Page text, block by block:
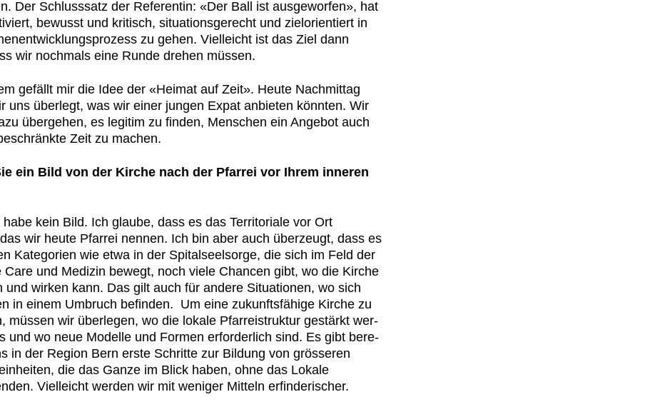
Der Schlusssatz der Ref­er­entin: «Der Ball ist aus­ge­wor­fen», hat
bewusst und kri­tisch, sit­u­a­tion­s­gerecht und zielo­ri­en­tiert in
zu gehen. Vielle­icht ist das Ziel dann
wir nochmals eine Runde drehen müssen.
gefällt mir die Idee der «Heimat auf Zeit». Heute Nach­mit­tag
uns über­legt, was wir ein­er jun­gen Expat anbi­eten kön­nten. Wir
überge­hen, es legit­im zu find­en, Men­schen ein Ange­bot auch
Zeit zu machen.
ein Bild von der Kirche nach der Pfar­rei vor Ihrem inneren
habe kein Bild. Ich glaube, dass es das Ter­ri­to­ri­ale vor Ort
wir heute Pfar­rei nen­nen. Ich bin aber auch überzeugt, dass es
Kat­e­gorien wie etwa in der Spi­talseel­sorge, die sich im Feld der
Care und Medi­zin bewegt, noch viele Chan­cen gibt, wo die Kirche
und wirken kann. Das gilt auch für andere Sit­u­a­tio­nen, wo sich
in einem Umbruch befind­en. Um eine zukun­fts­fähige Kirche zu
müssen wir über­legen, wo die lokale Pfar­reistruk­tur gestärkt wer­
und wo neue Mod­elle und For­men erforder­lich sind. Es gibt bere­
in der Region Bern erste Schritte zur Bil­dung von grösseren
die das Ganze im Blick haben, ohne das Lokale
Vielle­icht wer­den wir mit weniger Mit­teln erfind­erisch­er.